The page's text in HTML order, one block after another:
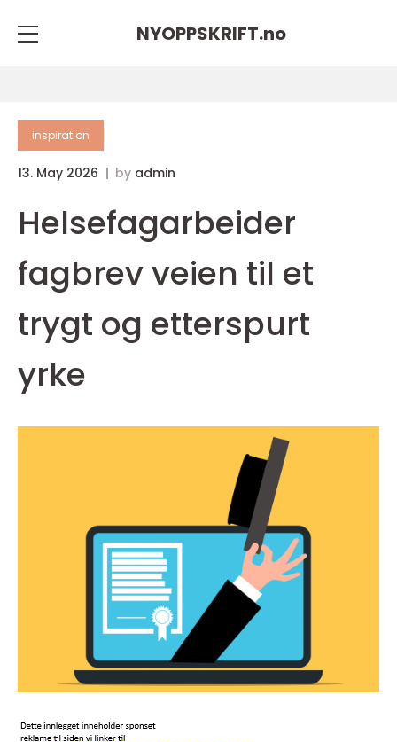
NYOPPSKRIFT.no
inspiration
13. May 2026 by admin
Helsefagarbeider
fagbrev veien til et
trygt og etterspurt
yrke